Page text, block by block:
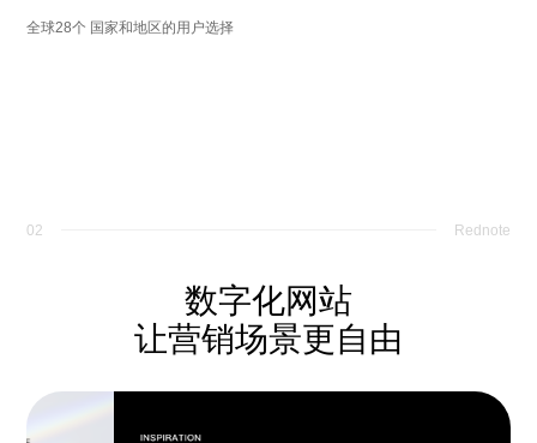
全球28个 国家和地区的用户选择
02 Rednote
数字化网站
让营销场景更自由